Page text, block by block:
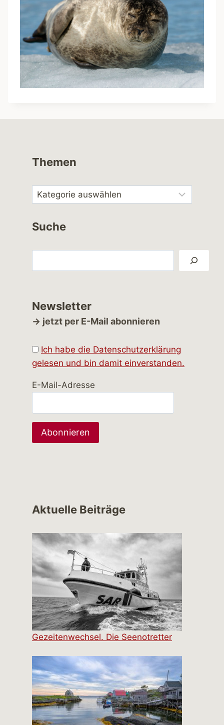
Themen
Suche
Newsletter
→ jetzt per E-Mail abonnieren
Ich habe die Datenschutzerklärung
gelesen und bin damit einverstanden.
E-Mail-Adresse
Aktuelle Beiträge
Gezeitenwechsel. Die Seenotretter